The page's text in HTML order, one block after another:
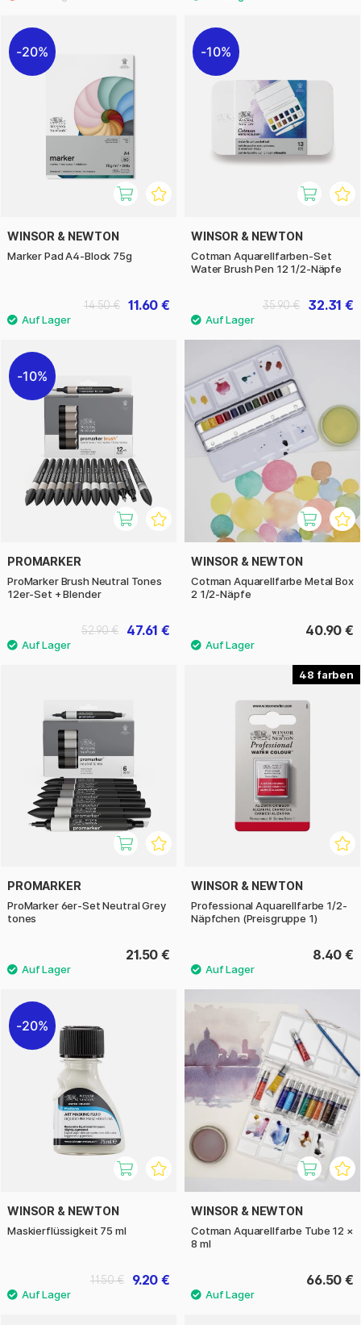
20%
WINSOR & NEWTON
Marker Pad A4-Block 75g
11.60 €
14.50 €
10%
WINSOR & NEWTON
Cotman Aquarellfarben-Set
Water Brush Pen 12 1/2-Näpfe
32.31 €
35.90 €
10%
PROMARKER
ProMarker Brush Neutral Tones
12er-Set + Blender
47.61 €
52.90 €
WINSOR & NEWTON
Cotman Aquarellfarbe Metal Box
2 1/2-Näpfe
40.90 €
PROMARKER
ProMarker 6er-Set Neutral Grey
tones
21.50 €
48
WINSOR & NEWTON
Professional Aquarellfarbe 1/2-
Näpfchen (Preisgruppe 1)
8.40 €
20%
WINSOR & NEWTON
Maskierflüssigkeit 75 ml
9.20 €
11.50 €
WINSOR & NEWTON
Cotman Aquarellfarbe Tube 12 ×
8 ml
66.50 €